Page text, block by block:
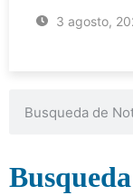
3 agosto,